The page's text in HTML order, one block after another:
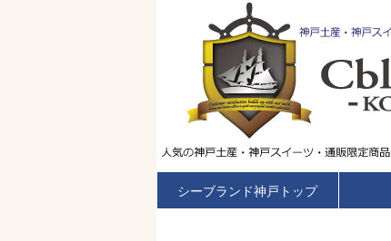
シーブランド神戸トップ